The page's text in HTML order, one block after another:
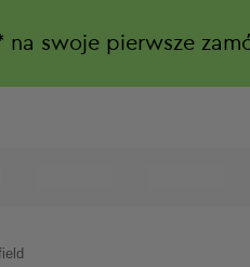
na swoje pierwsze